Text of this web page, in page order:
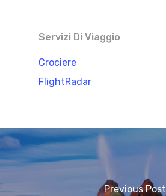
Servizi Di Viaggio
Crociere
FlightRadar
Previous Post